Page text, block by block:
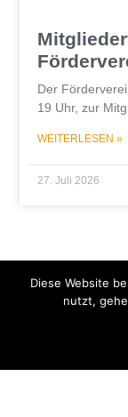
Der
19 Uhr, zur
WEITERLESEN »
27. Juli 2026
Diese Website
nutzt,